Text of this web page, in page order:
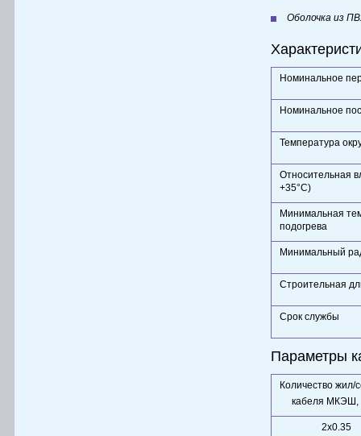
Оболочка из
Номинальное
Номинальное
Температура
Относительная
+35°С)
Минимальная
подогрева
Минимальный
Строительная
Срок службы
Параметры
Количество жил/
кабеля МКЭШ,
2х0.35